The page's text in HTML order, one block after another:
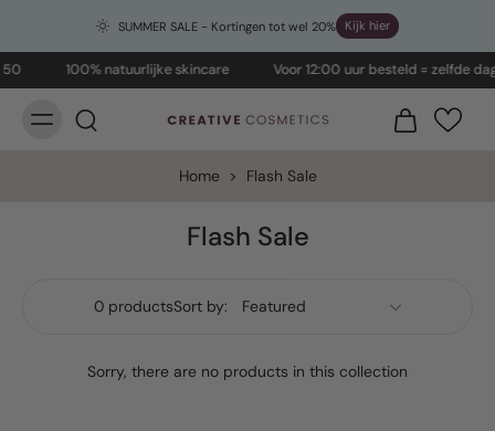
SUMMER SALE - Kortingen tot wel 20% Kijk hier
100% natuurlijke skincare Voor 12:00 uur besteld = zelfde
Home > Flash Sale
Flash Sale
0 productsSort by:
Sorry, there are no products in this collection